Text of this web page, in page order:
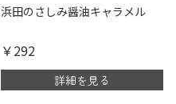
浜田のさしみ醤油キャラメル
￥292
詳細を見る